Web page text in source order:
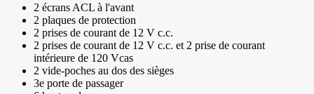
2 écrans ACL à l'avant
2 plaques de protection
2 prises de courant de 12 V c.c.
2 prises de courant de 12 V c.c. et 2 prise de courant
intérieure de 120 Vcas
2 vide-poches au dos des sièges
3e porte de passager